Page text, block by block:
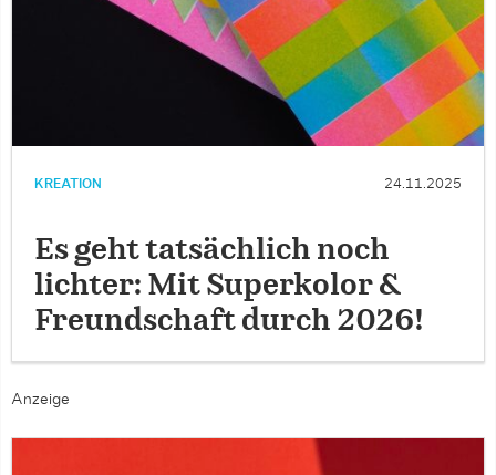
KREATION 24.11.2025
Es geht tatsächlich noch
lichter: Mit Superkolor &
Freundschaft durch 2026!
Anzeige